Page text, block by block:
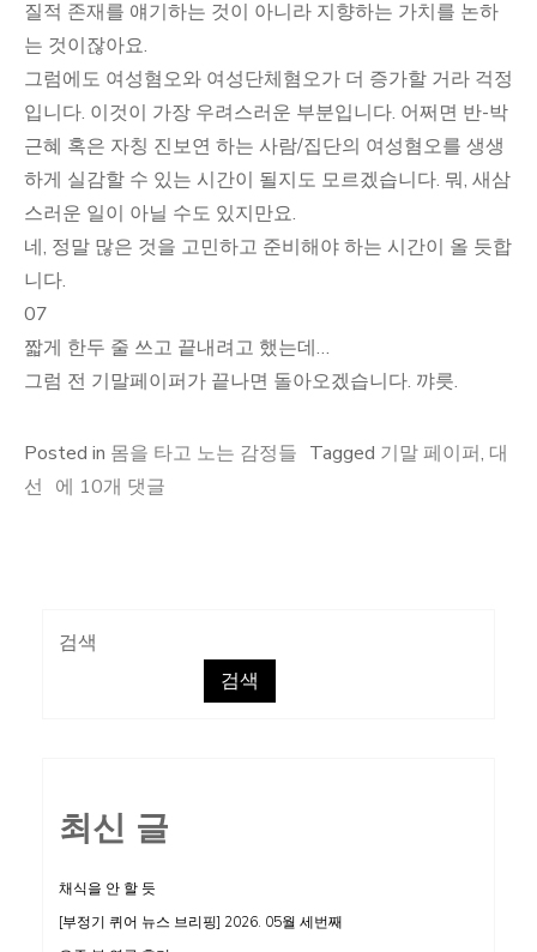
질적 존재를 얘기하는 것이 아니라 지향하는 가치를 논하
는 것이잖아요.
그럼에도 여성혐오와 여성단체혐오가 더 증가할 거라 걱정
입니다. 이것이 가장 우려스러운 부분입니다. 어쩌면 반-박
근혜 혹은 자칭 진보연 하는 사람/집단의 여성혐오를 생생
하게 실감할 수 있는 시간이 될지도 모르겠습니다. 뭐, 새삼
스러운 일이 아닐 수도 있지만요.
네, 정말 많은 것을 고민하고 준비해야 하는 시간이 올 듯합
니다.
07
짧게 한두 줄 쓰고 끝내려고 했는데…
그럼 전 기말페이퍼가 끝나면 돌아오겠습니다. 꺄릇.
Posted in 몸을 타고 노는 감정들 Tagged 기말 페이퍼, 대
선 기
기
평
에 10개 댓글
검색
검색
최신 글
채식을 안 할 듯
[부정기 퀴어 뉴스 브리핑] 2026. 05월 세번째